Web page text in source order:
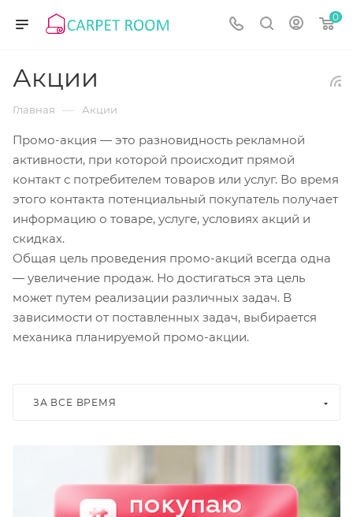
0
Акции
Главная — Акции
Промо-акция — это разновидность рекламной
активности, при которой происходит прямой
контакт с потребителем товаров или услуг. Во время
этого контакта потенциальный покупатель получает
информацию о товаре, услуге, условиях акций и
скидках.
Общая цель проведения промо-акций всегда одна
— увеличение продаж. Но достигаться эта цель
может путем реализации различных задач. В
зависимости от поставленных задач, выбирается
механика планируемой промо-акции.
ЗА ВСЕ ВРЕМЯ